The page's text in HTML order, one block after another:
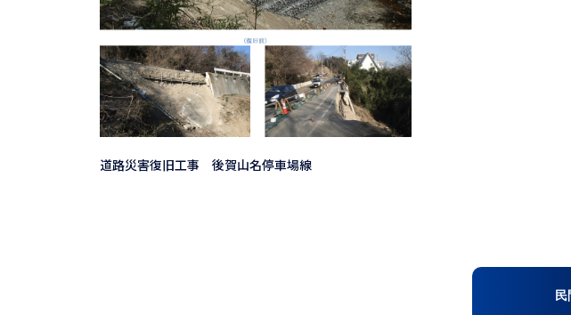
道路災害復旧工事 後賀山名停車場線
民